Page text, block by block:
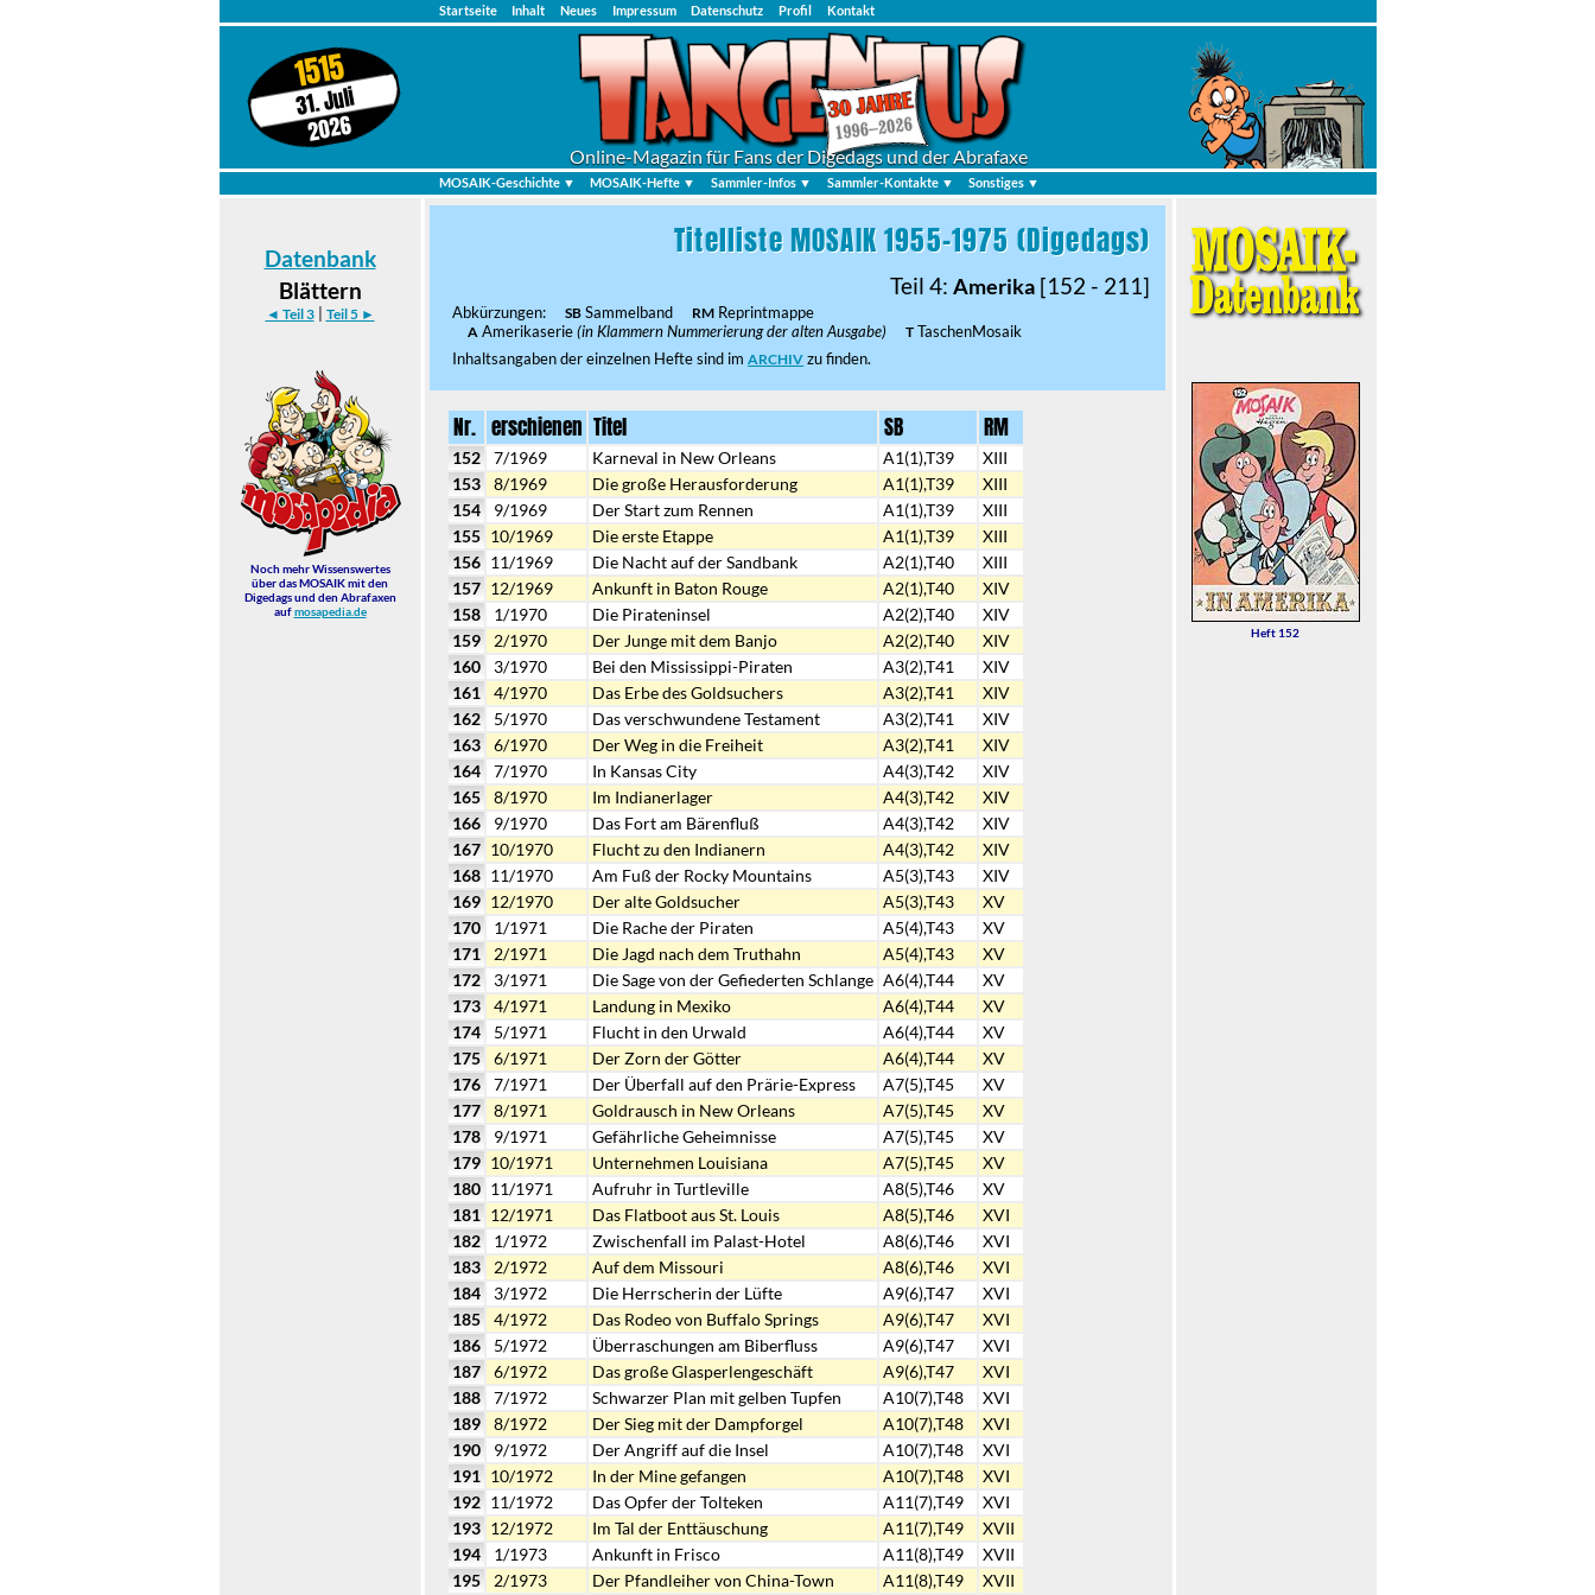
Startseite Inhalt Neues Impressum Datenschutz Profil Kontakt
1515
31. Juli
2026
Online-Magazin für Fans der Digedags und der Abrafaxe
MOSAIK-Geschichte ▼ MOSAIK-Hefte ▼ Sammler-Infos ▼ Sammler-Kontakte ▼ Sonstiges ▼
Datenbank
Blättern
◄ Teil 3| Teil 5 ►
Noch mehr Wissenswertes
über das MOSAIK mit den
Digedags und den Abrafaxen
aufmosapedia.de
Heft 152
Titelliste MOSAIK 1955-1975 (Digedags)
Teil 4: Amerika [152 - 211]
Abkürzungen:SB Sammelband RM Reprintmappe
A Amerikaserie(in Klammern Nummerierung der alten Ausgabe) T TaschenMosaik
Inhaltsangaben der einzelnen Hefte sind imARCHIV zu finden.
Nr. erschienen Titel SB RM
152 7/1969 Karneval in New Orleans A1(1),T39
XIII
153
8/1969 Die große Herausforderung A1(1),T39
XIII
154
9/1969 Der Start zum Rennen A1(1),T39
XIII
155 10/1969 Die erste Etappe A1(1),T39
XIII
156 11/1969 Die Nacht auf der Sandbank A2(1),T40
XIII
157 12/1969 Ankunft in Baton Rouge A2(1),T40
XIV
158
1/1970 Die Pirateninsel A2(2),T40
XIV
159
2/1970 Der Junge mit dem Banjo A2(2),T40
XIV
160
3/1970 Bei den Mississippi-Piraten A3(2),T41
XIV
161
4/1970 Das Erbe des Goldsuchers A3(2),T41
XIV
162
5/1970 Das verschwundene Testament A3(2),T41
XIV
163
6/1970 Der Weg in die Freiheit A3(2),T41
XIV
164
7/1970 In Kansas City A4(3),T42
XIV
165
8/1970 Im Indianerlager A4(3),T42
XIV
166
9/1970 Das Fort am Bärenfluß A4(3),T42
XIV
167 10/1970 Flucht zu den Indianern A4(3),T42
XIV
168 11/1970 Am Fuß der Rocky Mountains A5(3),T43
XIV
169 12/1970 Der alte Goldsucher A5(3),T43
XV
170
1/1971 Die Rache der Piraten A5(4),T43
XV
171
2/1971 Die Jagd nach dem Truthahn A5(4),T43
XV
172
3/1971 Die Sage von der Gefiederten Schlange A6(4),T44
XV
173
4/1971 Landung in Mexiko A6(4),T44
XV
174
5/1971 Flucht in den Urwald A6(4),T44
XV
175
6/1971 Der Zorn der Götter A6(4),T44
XV
176
7/1971 Der Überfall auf den Prärie-Express A7(5),T45
XV
177
8/1971 Goldrausch in New Orleans A7(5),T45
XV
178
9/1971 Gefährliche Geheimnisse A7(5),T45
XV
179 10/1971 Unternehmen Louisiana A7(5),T45
XV
180 11/1971 Aufruhr in Turtleville A8(5),T46
XV
181 12/1971 Das Flatboot aus St. Louis A8(5),T46
XVI
182
1/1972 Zwischenfall im Palast-Hotel A8(6),T46
XVI
183
2/1972 Auf dem Missouri A8(6),T46
XVI
184
3/1972 Die Herrscherin der Lüfte A9(6),T47
XVI
185
4/1972 Das Rodeo von Buffalo Springs A9(6),T47
XVI
186
5/1972 Überraschungen am Biberfluss A9(6),T47
XVI
187
6/1972 Das große Glasperlengeschäft A9(6),T47
XVI
188
7/1972 Schwarzer Plan mit gelben Tupfen A10(7),T48
XVI
189
8/1972 Der Sieg mit der Dampforgel A10(7),T48
XVI
190
9/1972 Der Angriff auf die Insel A10(7),T48
XVI
191 10/1972 In der Mine gefangen A10(7),T48
XVI
192 11/1972 Das Opfer der Tolteken A11(7),T49
XVI
193 12/1972 Im Tal der Enttäuschung A11(7),T49
XVII
194
1/1973 Ankunft in Frisco A11(8),T49
XVII
195
2/1973 Der Pfandleiher von China-Town A11(8),T49 XVII